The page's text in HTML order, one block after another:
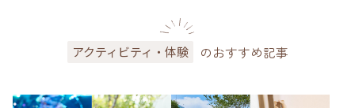
アクティビティ・体験 のおすすめ記事